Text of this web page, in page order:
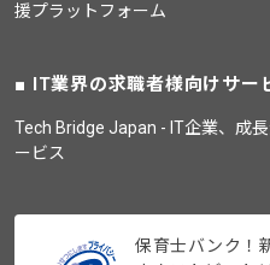
援プラットフォーム
IT業界の求職者様向けサー
Tech Bridge Japan - IT企業、成
ービス
保育士バンク！